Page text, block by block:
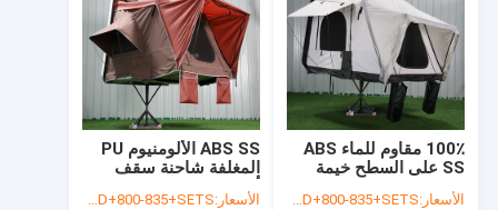
معلومات عنا
جولة في المعمل
مراقبة الجودة
ABS SS الألومنيوم PU
المغلفة شاحنة سقف
أعلى خيمة التخييم
الأسعار:USD+800-835+SETS
100٪ مقاوم للماء ABS
SS على السطح خيمة
التخييم
الأسعار:USD+800-835+SETS